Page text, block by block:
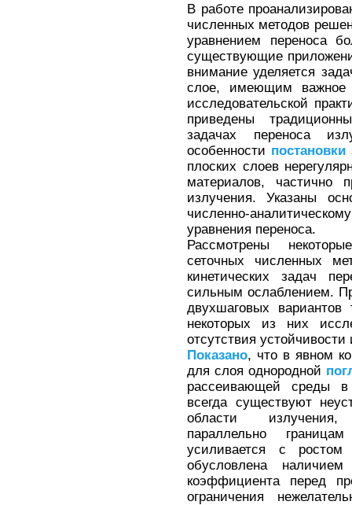
В работе
численных методов
уравнением переноса
существующие
внимание уделяется
слое, имеющим важное
исследовательской
приведены
задачах переноса
особенности постановки
плоских слоев
материалов, частично
излучения. Указаны
численно-
уравнения переноса.
Рассмотрены
сеточных численных
кинетических задач
сильным ослаблением.
двухшаговых
некоторых из них
отсутствия
Показано, что в явном
для слоя однородной
рассеивающей среды в
всегда существуют
области
параллельно
усиливается с
обусловлена
коэффициента перед
ограничения